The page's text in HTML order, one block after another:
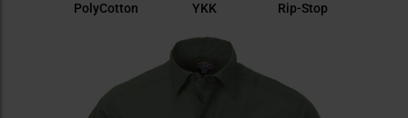
PolyCotton YKK Rip-Stop